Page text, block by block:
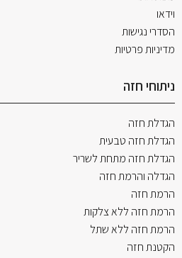
וידאו
הסדרי נגישות
מדיניות פרטיות
ניתוחי חזה
הגדלת חזה
הגדלת חזה טבעית
הגדלת חזה מתחת לשריר
הגדלה והרמת חזה
הרמת חזה
הרמת חזה ללא צלקות
הרמת חזה ללא שתל
הקטנת חזה